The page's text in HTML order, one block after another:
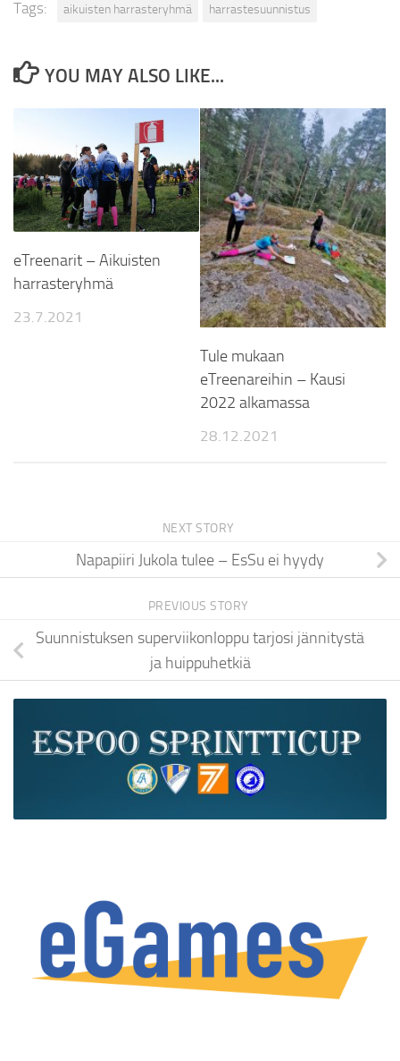
Tags: aikuisten harrasteryhmä harrastesuunnistus
YOU MAY ALSO LIKE...
eTreenarit – Aikuisten
harrasteryhmä
23.7.2021
Tule mukaan
eTreenareihin – Kausi
2022 alkamassa
28.12.2021
NEXT STORY
Napapiiri Jukola tulee – EsSu ei hyydy
PREVIOUS STORY
Suunnistuksen superviikonloppu tarjosi jännitystä
ja huippuhetkiä